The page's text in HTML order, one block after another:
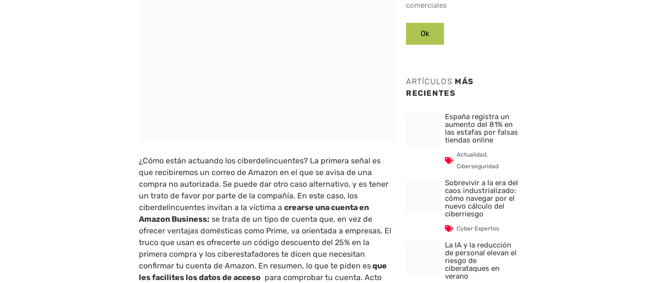
¿Cómo están actuando los ciberdelincuentes? La primera señal es
que recibiremos un correo de Amazon en el que se avisa de una
compra no autorizada. Se puede dar otro caso alternativo, y es tener
un trato de favor por parte de la compañía. En este caso, los
ciberdelincuentes invitan a la víctima acrearse una cuenta en
Amazon Business; se trata de un tipo de cuenta que, en vez de
ofrecer ventajas domésticas como Prime, va orientada a empresas. El
truco que usan es ofrecerte un código descuento del 25% en la
primera compra y los ciberestafadores te dicen que necesitan
confirmar tu cuenta de Amazon. En resumen, lo que te piden esque
les facilites los datos de acceso para comprobar tu cuenta. Acto
comerciales
ARTÍCULOS MÁS
RECIENTES
España registra un
aumento del 81% en
las estafas por falsas
tiendas online
Actualidad,
Ciberseguridad
Sobrevivir a la era del
caos industrializado:
cómo navegar por el
nuevo cálculo del
ciberriesgo
Cyber Expertos
La IA y la reducción
de personal elevan el
riesgo de
ciberataques en
verano